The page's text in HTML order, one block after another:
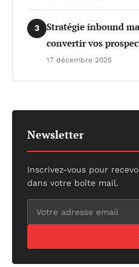
3
Stratégie inbound
convertir vos
17 décembre 2025
Newsletter
Inscrivez-vous pour
dans votre boîte mail.